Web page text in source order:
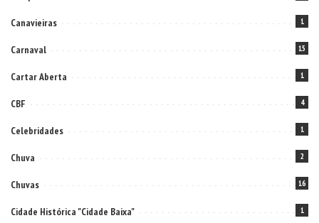
Canavieiras 1
Carnaval 15
Cartar Aberta 1
CBF 4
Celebridades 1
Chuva 2
Chuvas 16
Cidade Histórica "Cidade Baixa" 1